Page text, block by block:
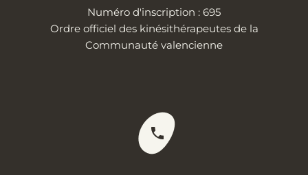
Numéro d'inscription : 695
Ordre officiel des kinésithérapeutes de la
Communauté valencienne